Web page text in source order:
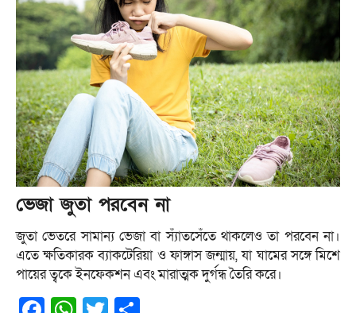
ভেজা জুতা পরবেন না
জুতা ভেতরে সামান্য ভেজা বা স্যাঁতসেঁতে থাকলেও তা পরবেন না।
এতে ক্ষতিকারক ব্যাকটেরিয়া ও ফাঙ্গাস জন্মায়, যা ঘামের সঙ্গে মিশে
পায়ের ত্বকে ইনফেকশন এবং মারাত্মক দুর্গন্ধ তৈরি করে।